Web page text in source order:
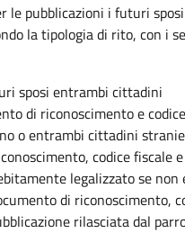
le pubblicazioni i futuri
la tipologia di rito, con i
sposi entrambi cittadini
di riconoscimento e
o entrambi cittadini
codice fiscale
legalizzato se non
di riconoscimento,
rilasciata dal